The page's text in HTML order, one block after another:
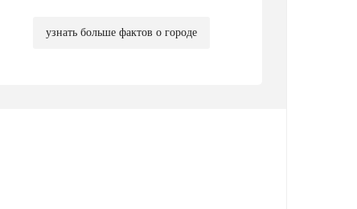
узнать больше фактов о городе